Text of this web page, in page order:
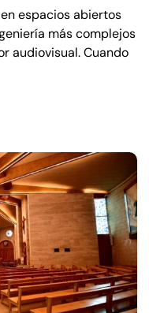
espacios abiertos
más complejos
audiovisual. Cuando